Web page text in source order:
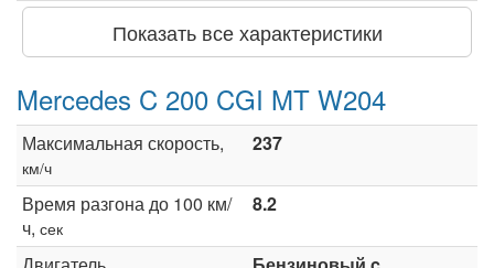
Показать все характеристики
Mercedes C 200 CGI MT W204
Максимальная скорость,
км/ч
237
Время разгона до 100 км/
ч, сек
8.2